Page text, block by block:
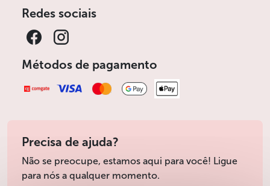
Redes sociais
Métodos de pagamento
Precisa de ajuda?
Não se preocupe, estamos aqui para você! Ligue
para nós a qualquer momento.